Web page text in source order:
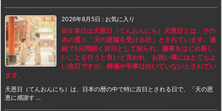
2026年8月5日 : お気に入り
8/5 本日は天恩日（てんおんにち）天恩日とは、その
名の通り「天の恩寵を受ける日」とされています。連
続で5日間続く吉日として知られ、慶事をはじめ新し
いことを行うと良いと言われ、お祝い事にはとてもよ
い吉日ですが、葬儀や弔事は向いていないとされてい
ます。
天恩日（てんおんにち）は、日本の暦の中で特に吉日とされる日で、「天の恩
恵に感謝す ...